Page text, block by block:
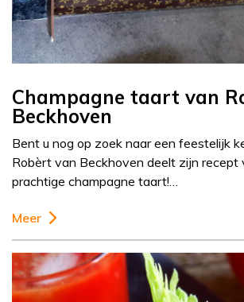
Champagne taart van
Beckhoven
Bent u nog op zoek naar een feestelijk
Robèrt van Beckhoven deelt zijn recept
prachtige champagne taart!…
Meer